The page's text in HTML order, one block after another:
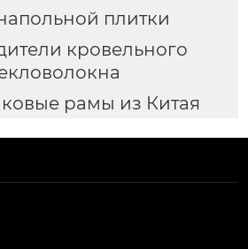
плитки
кровельного
рамы из Китая